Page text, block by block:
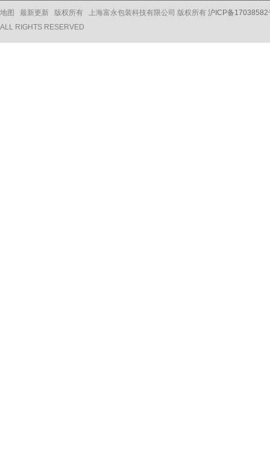
地图 最新更新 版权所有 上海富永包装科技有限公司 版权所有 沪ICP备17038582
ALL RIGHTS RESERVED